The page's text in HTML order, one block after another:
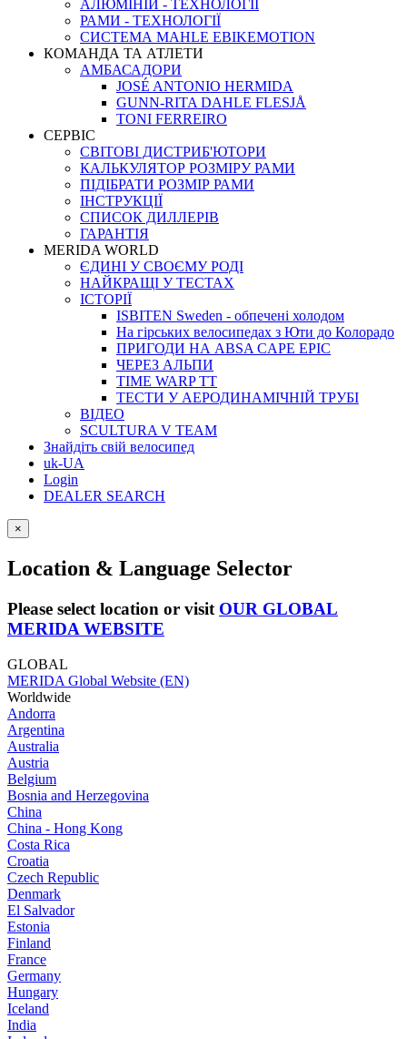
АЛЮМІНІЙ - ТЕХНОЛОГІЇ
РАМИ - ТЕХНОЛОГІЇ
СИСТЕМА MAHLE EBIKEMOTION
КОМАНДА ТА АТЛЕТИ
АМБАСАДОРИ
JOSÉ ANTONIO HERMIDA
GUNN-RITA DAHLE FLESJÅ
TONI FERREIRO
СЕРВІС
СВІТОВІ ДИСТРИБ'ЮТОРИ
КАЛЬКУЛЯТОР РОЗМIРУ РАМИ
ПІДІБРАТИ РОЗМІР РАМИ
IНСТРУКЦIЇ
СПИСОК ДИЛЛЕРІВ
ГАРАНТIЯ
MERIDA WORLD
ЄДИНI У СВОЄМУ РОДI
НАЙКРАЩІ У ТЕСТАХ
ІСТОРІЇ
ISBITEN Sweden - обпечені холодом
На гірських велосипедах з Юти до Колорадо
ПРИГОДИ НА ABSA CAPE EPIC
ЧЕРЕЗ АЛЬПИ
TIME WARP TT
ТЕСТИ У АЕРОДИНАМІЧНІЙ ТРУБІ
ВІДЕО
SCULTURA V TEAM
Знайдіть свій велосипед
uk-UA
Login
DEALER SEARCH
×
Location & Language Selector
Please select location or visit OUR GLOBAL
MERIDA WEBSITE
GLOBAL
MERIDA Global Website (EN)
Worldwide
Andorra
Argentina
Australia
Austria
Belgium
Bosnia and Herzegovina
China
China - Hong Kong
Costa Rica
Croatia
Czech Republic
Denmark
El Salvador
Estonia
Finland
France
Germany
Hungary
Iceland
India